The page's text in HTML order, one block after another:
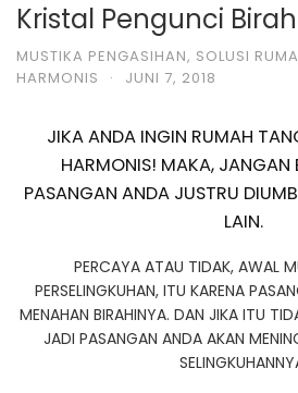
Kristal Pengunci
MUSTIKA PENGASIHAN, SOLUSI
HARMONIS
· JUNI 7, 2018
JIKA ANDA INGIN RUMAH
HARMONIS! MAKA, JANGAN
PASANGAN ANDA JUSTRU
LAIN.
PERCAYA ATAU TIDAK, AWAL
PERSELINGKUHAN, ITU KARENA
MENAHAN BIRAHINYA. DAN JIKA ITU
JADI PASANGAN ANDA AKAN